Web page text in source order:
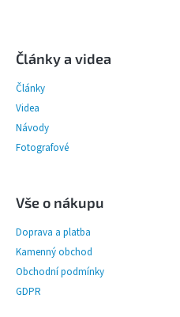
Články a videa
Články
Videa
Návody
Fotografové
Vše o nákupu
Doprava a platba
Kamenný obchod
Obchodní podmínky
GDPR